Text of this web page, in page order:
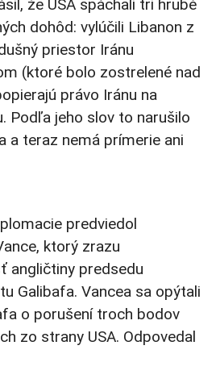
že USA spáchali tri hrubé
dohôd: vylúčili Libanon z
priestor Iránu
(ktoré bolo zostrelené nad
právo Iránu na
Podľa jeho slov to narušilo
a teraz nemá prímerie ani
predviedol
ktorý zrazu
angličtiny predsedu
Galibafa. Vancea sa opýtali
o porušení troch bodov
zo strany USA. Odpovedal